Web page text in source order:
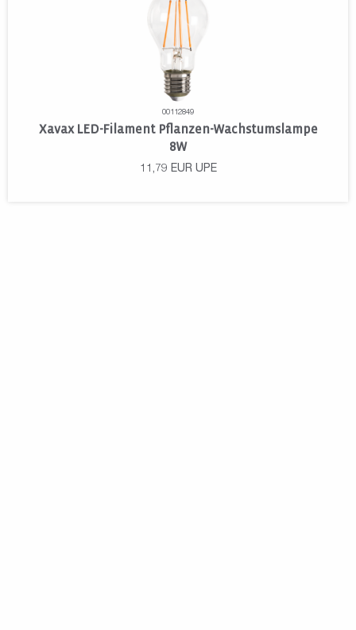
00112849
Xavax LED-Filament Pflanzen-Wachstumslampe
8W
11,79 EUR UPE